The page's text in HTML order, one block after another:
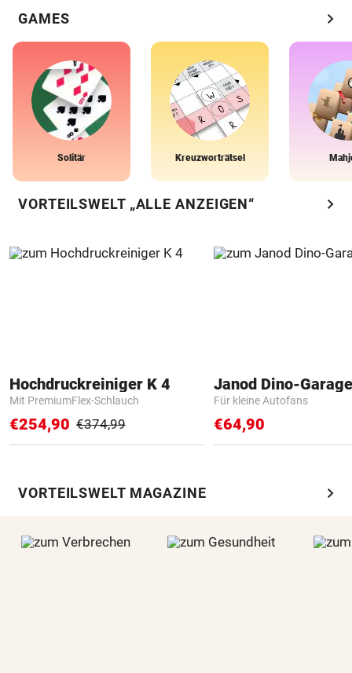
GAMES chevron_right
Solitär Kreuzworträtsel
VORTEILSWELT „ALLE ANZEIGEN“ chevron_right
Hochdruckreiniger K 4
Mit PremiumFlex-Schlauch
€254,90 €374,99
Janod Dino-Garage
Für kleine Autofans
€64,90
VORTEILSWELT MAGAZINE chevron_right